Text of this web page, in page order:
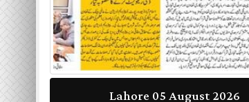
Lahore 04 August 2026